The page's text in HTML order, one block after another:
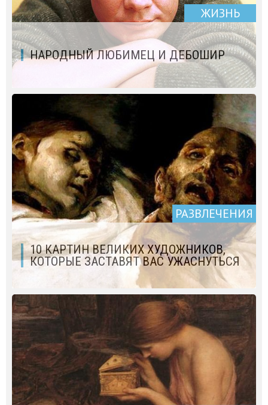
ЖИЗНЬ
НАРОДНЫЙ ЛЮБИМЕЦ И ДЕБОШИР
РАЗВЛЕЧЕНИЯ
10 КАРТИН ВЕЛИКИХ ХУДОЖНИКОВ,
КОТОРЫЕ ЗАСТАВЯТ ВАС УЖАСНУТЬСЯ